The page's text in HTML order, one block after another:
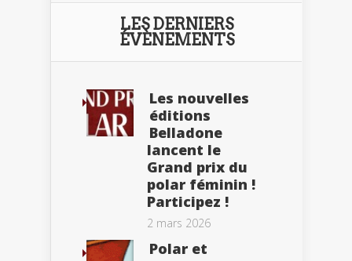
LES DERNIERS
ÉVÈNEMENTS
Les nouvelles
éditions
Belladone
lancent le
Grand prix du
polar féminin !
Participez !
2 mars 2026
Polar et